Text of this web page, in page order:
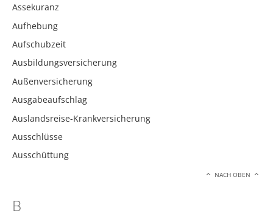
Assekuranz
Aufhebung
Aufschubzeit
Ausbildungsversicherung
Außenversicherung
Ausgabeaufschlag
Auslandsreise-Krankversicherung
Ausschlüsse
Ausschüttung
NACH OBEN
B